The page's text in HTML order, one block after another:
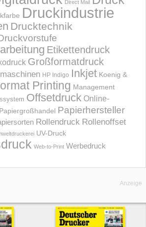
Direct Mail
Druckindustrie
Drucktechnik
Etikettendruck
Großformatdruck
HP Indigo Inkjet Koenig &
Printing Management
Offsetdruck Online-
Papiergroßhandel Papierhersteller
Rollendruck Rollenoffset
UV-Druck
Web-to-Print Werbedruck
Anzeige